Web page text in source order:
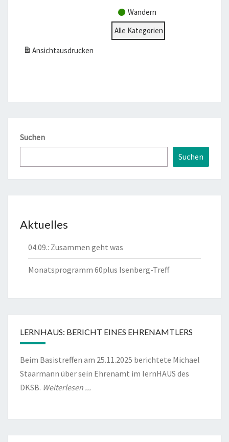
Wandern
Alle Kategorien
Ansichtausdrucken
Suchen
Suchen
Aktuelles
04.09.: Zusammen geht was
Monatsprogramm 60plus Isenberg-Treff
LERNHAUS: BERICHT EINES EHRENAMTLERS
Beim Basistreffen am 25.11.2025 berichtete Michael
Staarmann über sein Ehrenamt im lernHAUS des
DKSB. Weiterlesen ...